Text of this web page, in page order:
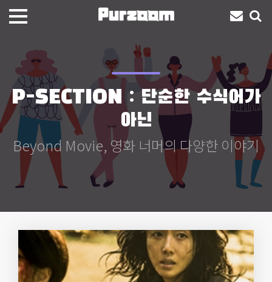
P-SECTION : 단순한 수식어가
아닌
Beyond Movie, 영화 너머의 다양한 이야기